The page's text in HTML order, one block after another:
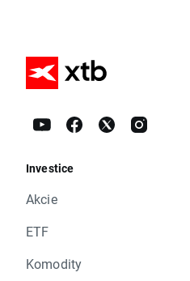
Investice
Akcie
ETF
Komodity